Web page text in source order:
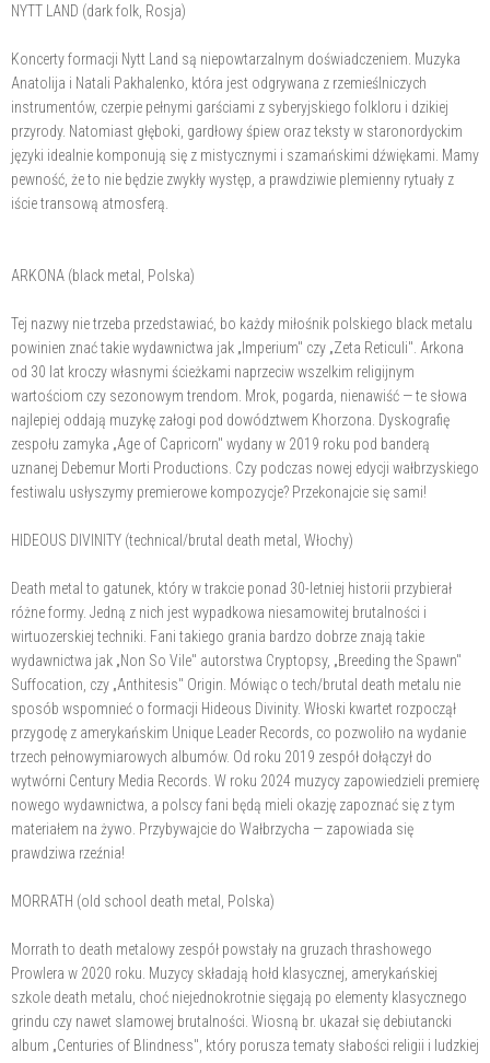
NYTT LAND (dark folk, Rosja)
Koncerty formacji Nytt Land są niepowtarzalnym doświadczeniem. Muzyka
Anatolija i Natali Pakhalenko, która jest odgrywana z rzemieślniczych
instrumentów, czerpie pełnymi garściami z syberyjskiego folkloru i dzikiej
przyrody. Natomiast głęboki, gardłowy śpiew oraz teksty w staronordyckim
języki idealnie komponują się z mistycznymi i szamańskimi dźwiękami. Mamy
pewność, że to nie będzie zwykły występ, a prawdziwie plemienny rytuały z
iście transową atmosferą.
ARKONA (black metal, Polska)
Tej nazwy nie trzeba przedstawiać, bo każdy miłośnik polskiego black metalu
powinien znać takie wydawnictwa jak „Imperium" czy „Zeta Reticuli". Arkona
od 30 lat kroczy własnymi ścieżkami naprzeciw wszelkim religijnym
wartościom czy sezonowym trendom. Mrok, pogarda, nienawiść — te słowa
najlepiej oddają muzykę załogi pod dowództwem Khorzona. Dyskografię
zespołu zamyka „Age of Capricorn" wydany w 2019 roku pod banderą
uznanej Debemur Morti Productions. Czy podczas nowej edycji wałbrzyskiego
festiwalu usłyszymy premierowe kompozycje? Przekonajcie się sami!
HIDEOUS DIVINITY (technical/brutal death metal, Włochy)
Death metal to gatunek, który w trakcie ponad 30-letniej historii przybierał
różne formy. Jedną z nich jest wypadkowa niesamowitej brutalności i
wirtuozerskiej techniki. Fani takiego grania bardzo dobrze znają takie
wydawnictwa jak „Non So Vile" autorstwa Cryptopsy, „Breeding the Spawn"
Suffocation, czy „Anthitesis" Origin. Mówiąc o tech/brutal death metalu nie
sposób wspomnieć o formacji Hideous Divinity. Włoski kwartet rozpoczął
przygodę z amerykańskim Unique Leader Records, co pozwoliło na wydanie
trzech pełnowymiarowych albumów. Od roku 2019 zespół dołączył do
wytwórni Century Media Records. W roku 2024 muzycy zapowiedzieli premierę
nowego wydawnictwa, a polscy fani będą mieli okazję zapoznać się z tym
materiałem na żywo. Przybywajcie do Wałbrzycha — zapowiada się
prawdziwa rzeźnia!
MORRATH (old school death metal, Polska)
Morrath to death metalowy zespół powstały na gruzach thrashowego
Prowlera w 2020 roku. Muzycy składają hołd klasycznej, amerykańskiej
szkole death metalu, choć niejednokrotnie sięgają po elementy klasycznego
grindu czy nawet slamowej brutalności. Wiosną br. ukazał się debiutancki
album „Centuries of Blindness", który porusza tematy słabości religii i ludzkiej